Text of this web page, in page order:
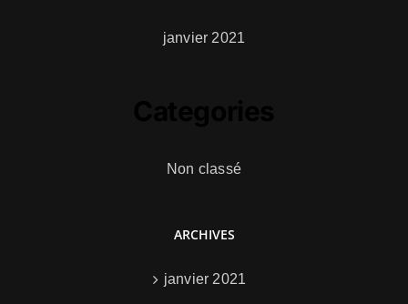
janvier 2021
Non classé
ARCHIVES
janvier 2021